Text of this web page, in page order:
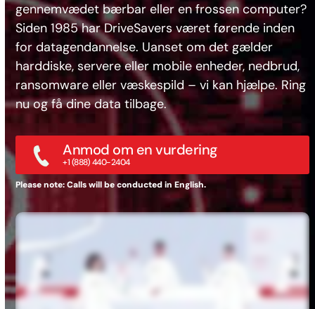
gennemvædet bærbar eller en frossen computer?
Siden 1985 har DriveSavers været førende inden
for datagendannelse. Uanset om det gælder
harddiske, servere eller mobile enheder, nedbrud,
ransomware eller væskespild – vi kan hjælpe. Ring
nu og få dine data tilbage.
Anmod om en vurdering
+1 (888) 440-2404
Please note: Calls will be conducted in English.